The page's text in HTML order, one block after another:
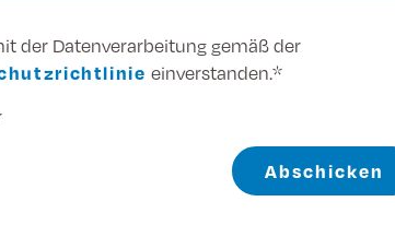
der Datenverarbeitung gemäß der
einverstanden.*
Abschicken